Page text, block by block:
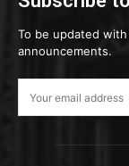
To be updated
announcements.